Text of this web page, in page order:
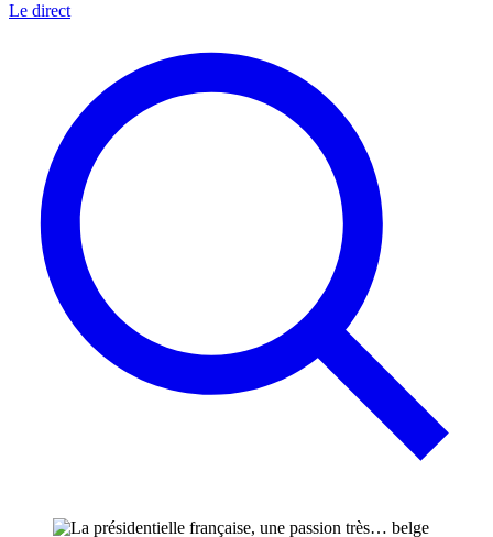
Le direct